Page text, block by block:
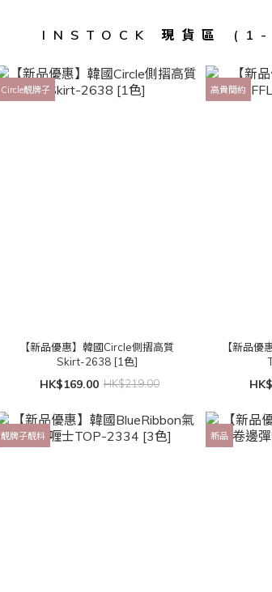
INSTOCK 現貨區 (1-
Circle靚牌子
【新品優惠】韓國Circle側摺高質
Skirt-2638 [1色]
HK$169.00 HK$219.00
高貴簡約
【新品優
靚牌子靚料 新品